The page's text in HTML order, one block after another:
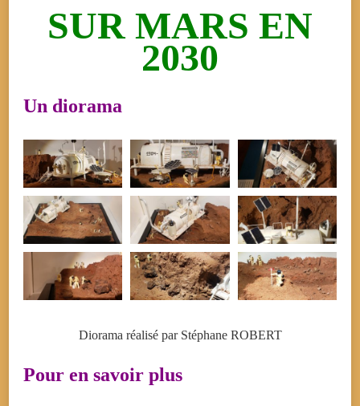
SUR MARS EN
2030
Un diorama
Diorama réalisé par Stéphane ROBERT
Pour en savoir plus